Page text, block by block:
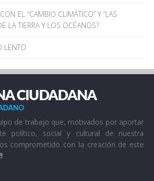
EL “CAMBIO CLIMÁTICO” Y “LAS
LA TIERRA Y LOS OCÉANOS?
LENTO
de trabajo que, motivados por aportar
político, social y cultural de nuestra
comprometido con la creación de este